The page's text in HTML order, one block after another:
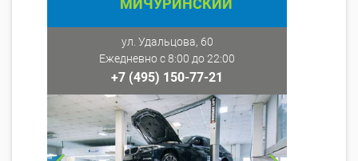
МИЧУРИНСКИЙ
ул. Удальцова, 60
Ежедневно с 8:00 до 22:00
+7 (495) 150-77-21